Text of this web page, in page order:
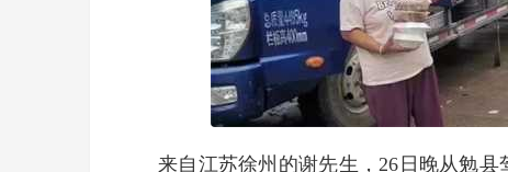
来自江苏徐州的谢先生，26日晚从勉